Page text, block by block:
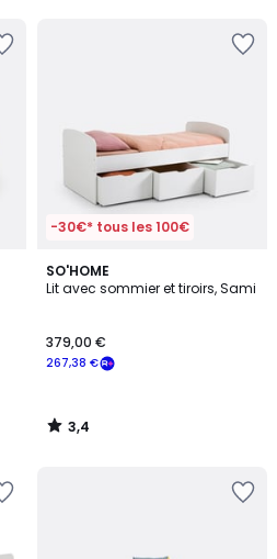
-30€* tous les 100€
SO'HOME
Lit avec sommier et tiroirs, Sami
267,38 €
379,00 €
3,4
/ 5
3,4
/